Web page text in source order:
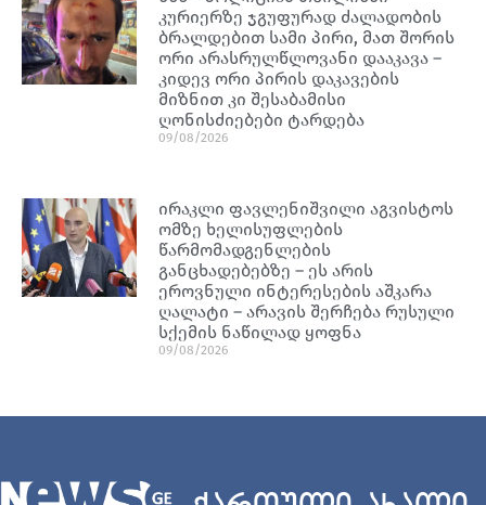
კურიერზე ჯგუფურად ძალადობის
ბრალდებით სამი პირი, მათ შორის
ორი არასრულწლოვანი დააკავა –
კიდევ ორი პირის დაკავების
მიზნით კი შესაბამისი
ღონისძიებები ტარდება
09/08/2026
ირაკლი ფავლენიშვილი აგვისტოს
ომზე ხელისუფლების
წარმომადგენლების
განცხადებებზე – ეს არის
ეროვნული ინტერესების აშკარა
ღალატი – არავის შერჩება რუსული
სქემის ნაწილად ყოფნა
09/08/2026